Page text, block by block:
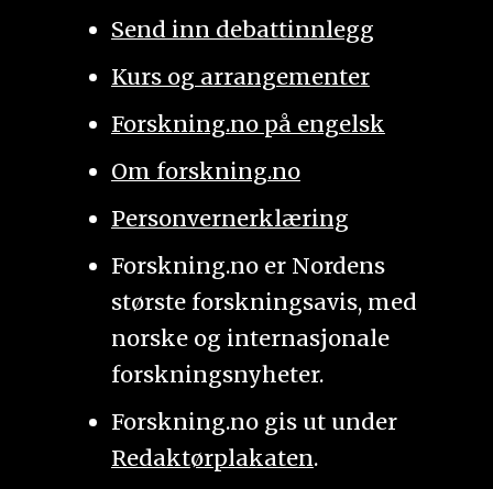
Send inn debattinnlegg
Kurs og arrangementer
Forskning.no på engelsk
Om forskning.no
Personvernerklæring
Forskning.no er Nordens
største forskningsavis, med
norske og internasjonale
forskningsnyheter.
Forskning.no gis ut under
Redaktørplakaten.